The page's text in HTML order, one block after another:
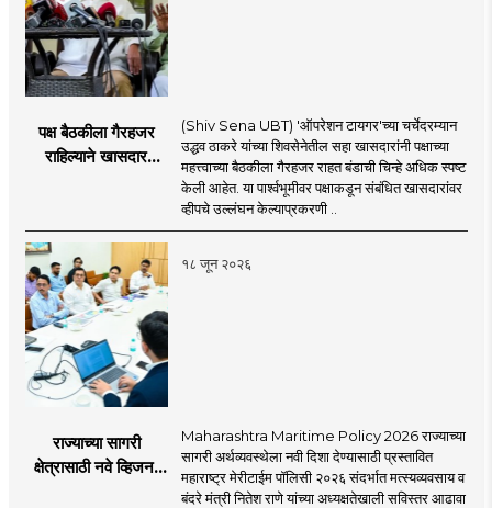
पक्ष बैठकीला गैरहजर
राहिल्याने खासदार
काय सांगतो?
(Shiv Sena UBT) 'ऑपरेशन टायगर'च्या चर्चेदरम्यान
उद्धव ठाकरे यांच्या शिवसेनेतील सहा खासदारांनी पक्षाच्या
महत्त्वाच्या बैठकीला गैरहजर राहत बंडाची चिन्हे अधिक स्पष्ट
केली आहेत. या पार्श्वभूमीवर पक्षाकडून संबंधित खासदारांवर
व्हीपचे उल्लंघन केल्याप्रकरणी ..
१८ जून २०२६
राज्याच्या सागरी
क्षेत्रासाठी नवे व्हिजन;
Maharashtra Maritime Policy 2026 राज्याच्या
सागरी अर्थव्यवस्थेला नवी दिशा देण्यासाठी प्रस्तावित
महाराष्ट्र मेरीटाईम पॉलिसी २०२६ संदर्भात मत्स्यव्यवसाय व
बंदरे मंत्री नितेश राणे यांच्या अध्यक्षतेखाली सविस्तर आढावा